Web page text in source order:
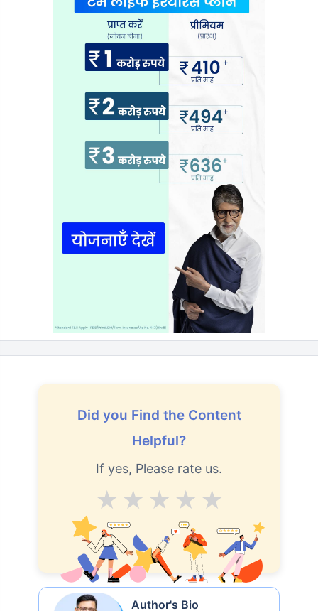
Did you Find the Content
Helpful?
If yes, Please rate us.
Excellent
V.Good
Good
Average
Author's Bio